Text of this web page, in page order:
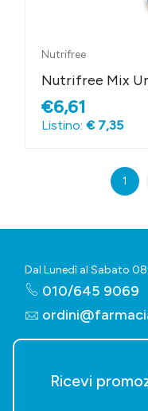
Nutrifree
Nutrifree Mix
€6,61
Listino: € 7,35
1
Dal Lunedì al Sabato
010/645 9069
Ricevi